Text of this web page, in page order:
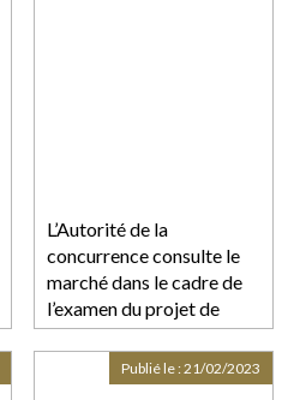
L’Autorité de la
concurrence consulte le
marché dans le cadre de
l’examen du projet de
prise de contrôle du
groupe Smartbox par le
groupe Wonderbox
Publié le :21/02/2023